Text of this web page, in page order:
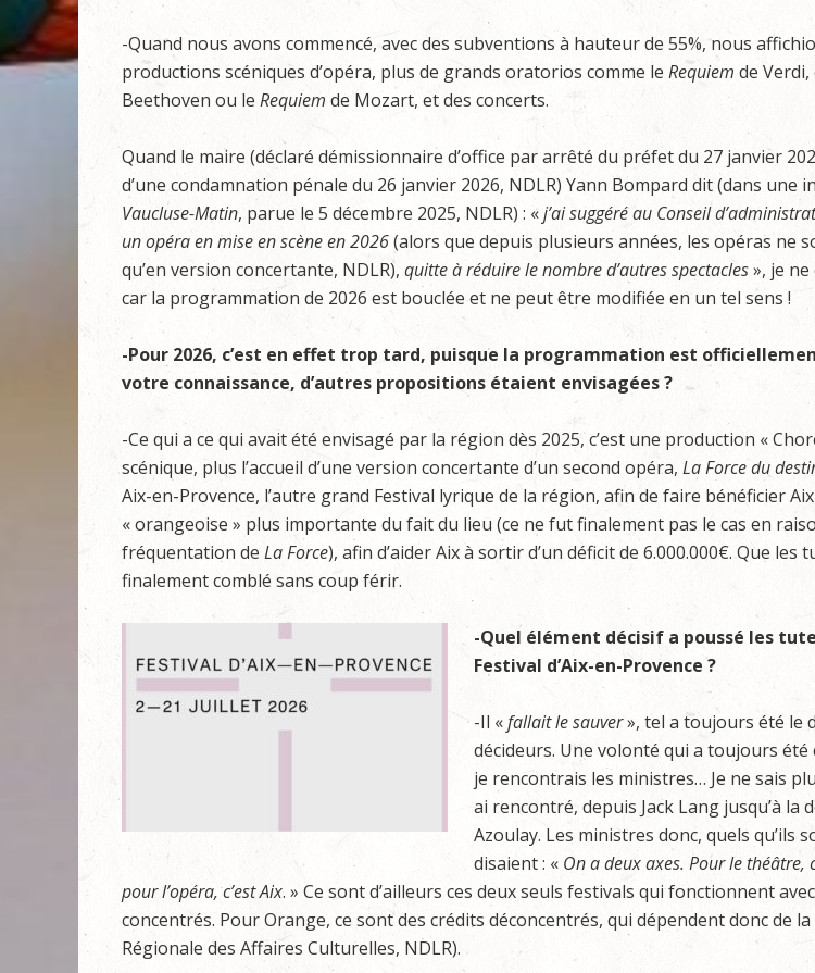
-Quand nous avons commencé, avec des subventions à hauteur de 55%, nous
productions scéniques d’opéra, plus de grands oratorios comme le Requiem de Verdi,
Beethoven ou le Requiem de Mozart, et des concerts.
Quand le maire (déclaré démissionnaire d’office par arrêté du préfet du 27 janvier
d’une condamnation pénale du 26 janvier 2026, NDLR) Yann Bompard dit (dans une
Vaucluse-Matin, parue le 5 décembre 2025, NDLR) : «j’ai suggéré au Conseil
un opéra en mise en scène en 2026(alors que depuis plusieurs années, les opéras ne
qu’en version concertante, NDLR), quitte à réduire le nombre d’autres spectacles», je
car la programmation de 2026 est bouclée et ne peut être modifiée en un tel sens !
-Pour 2026, c’est en effet trop tard, puisque la programmation est
votre connaissance, d’autres propositions étaient envisagées ?
-Ce qui a ce qui avait été envisagé par la région dès 2025, c’est une production «
scénique, plus l’accueil d’une version concertante d’un second opéra, LaForce du
Aix-en-Provence, l’autre grand Festival lyrique de la région, afin de faire bénéficier
« orangeoise » plus importante du fait du lieu (ce ne fut finalement pas le cas en
fréquentation de La Force), afin d’aider Aix à sortir d’un déficit de 6.000.000€. Que les
finalement comblé sans coup férir.
-Quel élément décisif a poussé les
Festival d’Aix-en-Provence ?
-Il «fallait le sauver», tel a toujours été le
décideurs. Une volonté qui a toujours été
je rencontrais les ministres… Je ne sais
ai rencontré, depuis Jack Lang jusqu’à la
Azoulay. Les ministres donc, quels qu’ils
disaient : « On a deux axes. Pour le théâtre,
pour l’opéra, c’est Aix. » Ce sont d’ailleurs ces deux seuls festivals qui fonctionnent
concentrés. Pour Orange, ce sont des crédits déconcentrés, qui dépendent donc de la
Régionale des Affaires Culturelles, NDLR).